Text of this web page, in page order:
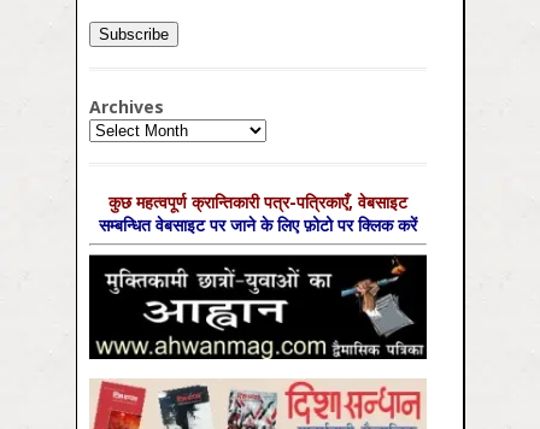
Archives
Archives
कुछ महत्‍वपूर्ण क्रान्तिकारी पत्र-पत्रिकाएँ, वेबसाइट
सम्‍बन्धित वेबसाइट पर जाने के लिए फ़ोटो पर क्लिक करें